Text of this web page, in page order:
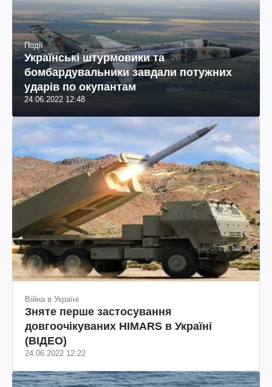
Події
Українські штурмовики та
бомбардувальники завдали потужних
ударів по окупантам
24.06.2022 12:48
Війна в Україні
Зняте перше застосування
довгоочікуваних HIMARS в Україні
(ВІДЕО)
24.06.2022 12:22